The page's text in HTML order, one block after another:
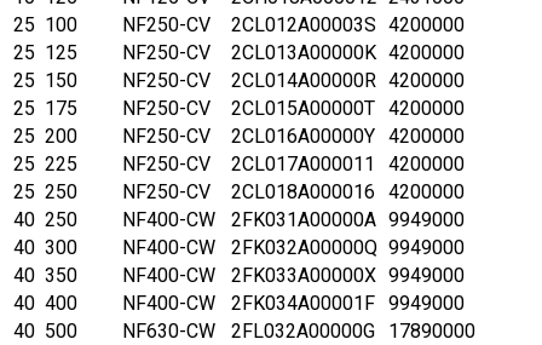
25 100 NF250-CV 2CL012A00003S 4200000
25 125 NF250-CV 2CL013A00000K 4200000
25 150 NF250-CV 2CL014A00000R 4200000
25 175 NF250-CV 2CL015A00000T 4200000
25 200 NF250-CV 2CL016A00000Y 4200000
25 225 NF250-CV 2CL017A000011
4200000
25 250 NF250-CV 2CL018A000016
4200000
40 250 NF400-CW 2FK031A00000A 9949000
40 300 NF400-CW 2FK032A00000Q 9949000
40 350 NF400-CW 2FK033A00000X 9949000
40 400 NF400-CW 2FK034A00001F 9949000
40 500 NF630-CW 2FL032A00000G
17890000